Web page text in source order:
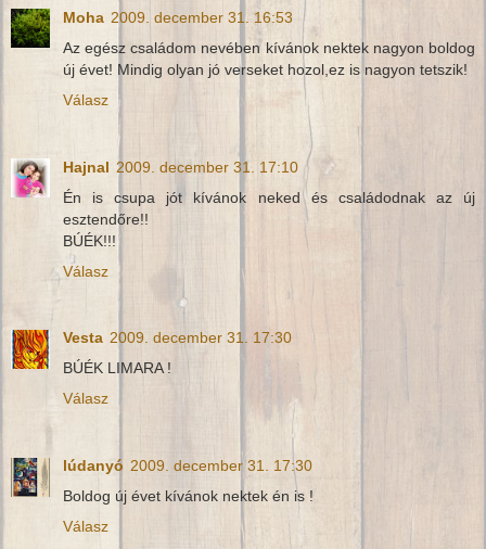
Moha 2009. december 31. 16:53
Az egész családom nevében kívánok nektek nagyon boldog
új évet! Mindig olyan jó verseket hozol,ez is nagyon tetszik!
Válasz
Hajnal 2009. december 31. 17:10
Én is csupa jót kívánok neked és családodnak az új
esztendőre!!
BÚÉK!!!
Válasz
Vesta 2009. december 31. 17:30
BÚÉK LIMARA !
Válasz
lúdanyó 2009. december 31. 17:30
Boldog új évet kívánok nektek én is !
Válasz